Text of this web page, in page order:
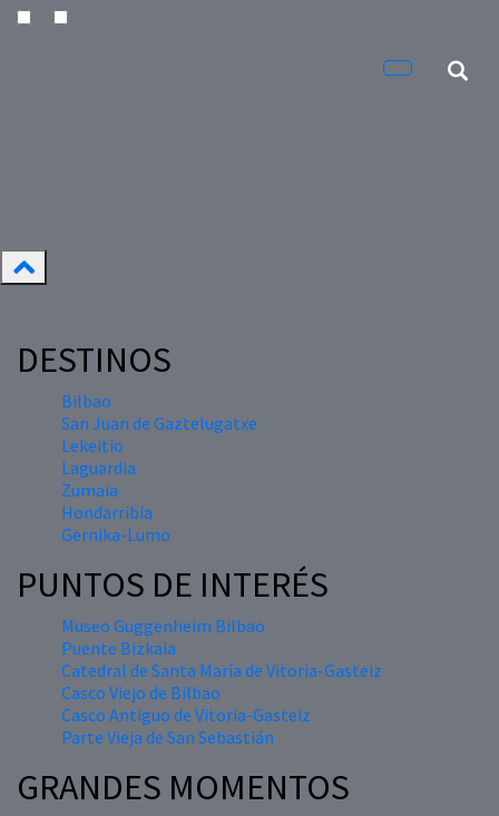
DESTINOS
Bilbao
San Juan de Gaztelugatxe
Lekeitio
Laguardia
Zumaia
Hondarribia
Gernika-Lumo
PUNTOS DE INTERÉS
Museo Guggenheim Bilbao
Puente Bizkaia
Catedral de Santa María de Vitoria-Gasteiz
Casco Viejo de Bilbao
Casco Antiguo de Vitoria-Gasteiz
Parte Vieja de San Sebastián
GRANDES MOMENTOS